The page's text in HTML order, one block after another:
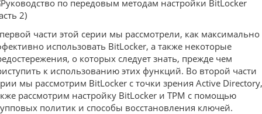
части этой серии мы рассмотрели, как максимально
использовать BitLocker, а также некоторые
о которых следует знать, прежде чем
к использованию этих функций. Во второй части
мы рассмотрим BitLocker с точки зрения Active
рассмотрим настройку BitLocker и TPM с помощью
политик и способы восстановления ключей.